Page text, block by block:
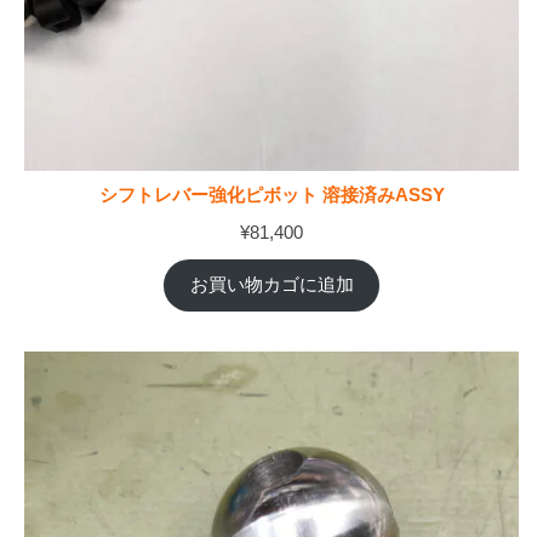
シフトレバー強化ピボット 溶接済みASSY
¥81,400
お買い物カゴに追加